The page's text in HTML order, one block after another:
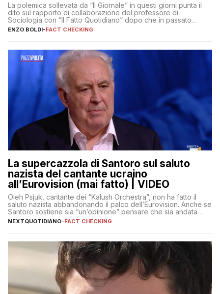
La polemica sollevata da “Il Giornale” in questi giorni punta il
dito sul rapporto di collaborazione del professore di
Sociologia con “Il Fatto Quotidiano” dopo che in passato
erano volati stracci
ENZO BOLDI-FACT CHECKING
La supercazzola di Santoro sul saluto
nazista del cantante ucraino
all’Eurovision (mai fatto) | VIDEO
Oleh Psjuk, cantante dei “Kalush Orchestra”, non ha fatto il
saluto nazista abbandonando il palco dell’Eurovision. Anche se
Santoro sostiene sia “un’opinione” pensare che sia andata
così
NEXTQUOTIDIANO-FACT CHECKING